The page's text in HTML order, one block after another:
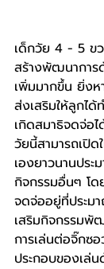
เด็กวัย 4 - 5 ข
สร้างพัฒนาการ
เพิ่มมากขึ้น ยิ่ง
ส่งเสริมให้ลูกได้
เกิดสมาธิจดจ่อ
วัยนี้สามารถเปิ
เองยาวนานปร
กิจกรรมอื่นๆ โด
จดจ่ออยู่ที่ประม
เสริมกิจกรรมพั
การเล่นต่อจิ๊กซ
ประกอบของเล่